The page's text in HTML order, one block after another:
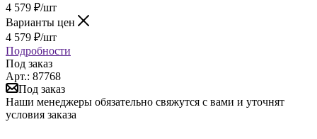
4 579 ₽/шт
Варианты цен
4 579 ₽/шт
Подробности
Под заказ
Арт.: 87768
Под заказ
Наши менеджеры обязательно свяжутся с вами и уточнят
условия заказа